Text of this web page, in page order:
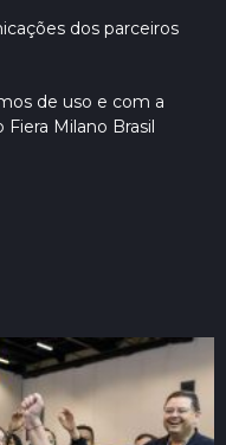
dos parceiros
de uso e com a
Milano Brasil